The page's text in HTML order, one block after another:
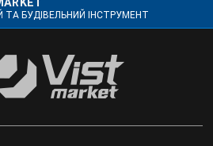
ТА БУДІВЕЛЬНИЙ ІНСТРУМЕНТ